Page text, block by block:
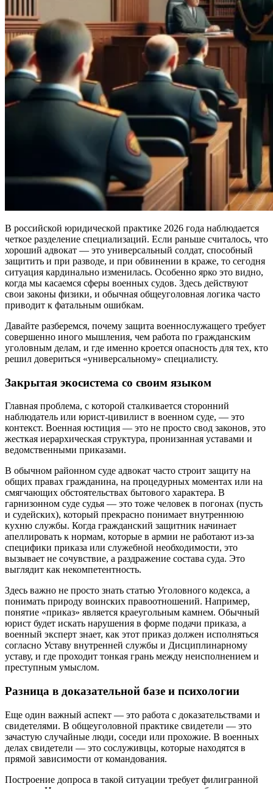
В российской юридической практике 2026 года наблюдается
четкое разделение специализаций. Если раньше считалось, что
хороший адвокат — это универсальный солдат, способный
защитить и при разводе, и при обвинении в краже, то сегодня
ситуация кардинально изменилась. Особенно ярко это видно,
когда мы касаемся сферы военных судов. Здесь действуют
свои законы физики, и обычная общеуголовная логика часто
приводит к фатальным ошибкам.
Давайте разберемся, почему защита военнослужащего требует
совершенно иного мышления, чем работа по гражданским
уголовным делам, и где именно кроется опасность для тех, кто
решил довериться «универсальному» специалисту.
Закрытая экосистема со своим языком
Главная проблема, с которой сталкивается сторонний
наблюдатель или юрист-цивилист в военном суде, — это
контекст. Военная юстиция — это не просто свод законов, это
жесткая иерархическая структура, пронизанная уставами и
ведомственными приказами.
В обычном районном суде адвокат часто строит защиту на
общих правах гражданина, на процедурных моментах или на
смягчающих обстоятельствах бытового характера. В
гарнизонном суде судья — это тоже человек в погонах (пусть
и судейских), который прекрасно понимает внутреннюю
кухню службы. Когда гражданский защитник начинает
апеллировать к нормам, которые в армии не работают из-за
специфики приказа или служебной необходимости, это
вызывает не сочувствие, а раздражение состава суда. Это
выглядит как некомпетентность.
Здесь важно не просто знать статью Уголовного кодекса, а
понимать природу воинских правоотношений. Например,
понятие «приказ» является краеугольным камнем. Обычный
юрист будет искать нарушения в форме подачи приказа, а
военный эксперт знает, как этот приказ должен исполняться
согласно Уставу внутренней службы и Дисциплинарному
уставу, и где проходит тонкая грань между неисполнением и
преступным умыслом.
Разница в доказательной базе и психологии
Еще один важный аспект — это работа с доказательствами и
свидетелями. В общеуголовной практике свидетели — это
зачастую случайные люди, соседи или прохожие. В военных
делах свидетели — это сослуживцы, которые находятся в
прямой зависимости от командования.
Построение допроса в такой ситуации требует филигранной